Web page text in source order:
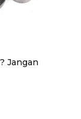
Jangan